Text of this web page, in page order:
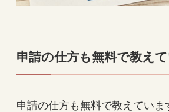
申請の仕方も無料で教えて
申請の仕方も無料で教えていま